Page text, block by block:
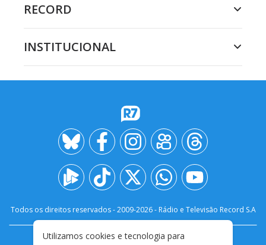
RECORD
INSTITUCIONAL
Todos os direitos reservados - 2009-2026- Rádio e Televisão Record S.A
PRIVACIDADE
Utilizamos cookies e tecnologia para